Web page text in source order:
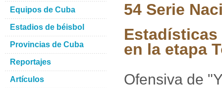
54 Serie
Estadísticas
en la etapa
Ofensiva de
Equipos de Cuba
Estadios de béisbol
Provincias de Cuba
Reportajes
Artículos